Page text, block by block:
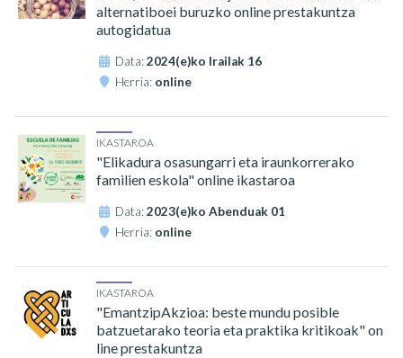
alternatiboei buruzko online prestakuntza
autogidatua
Data:2024(e)ko Irailak 16
Herria: online
IKASTAROA
"Elikadura osasungarri eta iraunkorrerako
familien eskola" online ikastaroa
Data:2023(e)ko Abenduak 01
Herria: online
IKASTAROA
"EmantzipAkzioa: beste mundu posible
batzuetarako teoria eta praktika kritikoak" on
line prestakuntza